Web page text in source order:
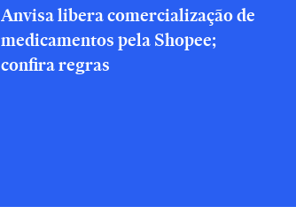
Anvisa libera comercialização de
medicamentos pela Shopee;
confira regras